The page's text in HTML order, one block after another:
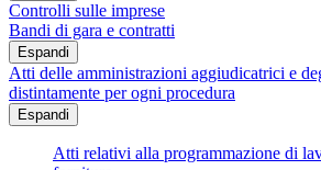
Controlli sulle imprese
Bandi di gara e contratti
Espandi
Atti delle amministrazioni aggiudicatrici e
distintamente per ogni procedura
Espandi
Atti relativi alla programmazione di